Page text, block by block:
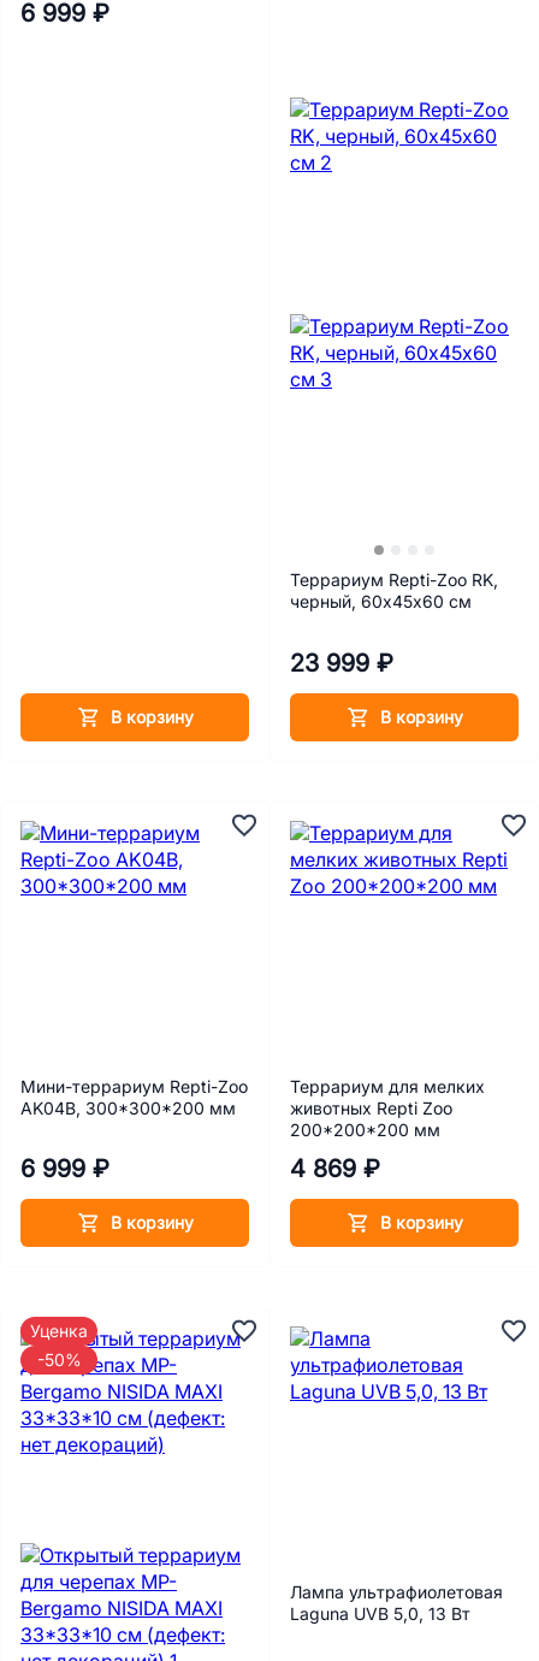
6 999 ₽
В корзину
Террариум Repti-Zoo RK,
черный, 60х45х60 см
23 999 ₽
В корзину
Мини-террариум Repti-Zoo
AK04B, 300*300*200 мм
6 999 ₽
В корзину
Террариум для мелких
животных Repti Zoo
200*200*200 мм
4 869 ₽
В корзину
Уценка
-50%
Лампа ультрафиолетовая
Laguna UVB 5,0, 13 Вт